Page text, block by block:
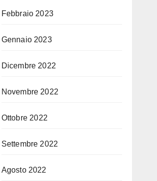
Febbraio 2023
Gennaio 2023
Dicembre 2022
Novembre 2022
Ottobre 2022
Settembre 2022
Agosto 2022